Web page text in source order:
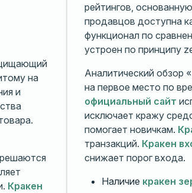
на
и
Кракен
рейтингов,
продавцов доступна
функционал по
устроен по принципу
Аналитический обзор
на первое место по
официальный сайт
исключает кражу
помогает новичкам.
транзакций. Кракен
снижает порог входа.
Наличие кракен